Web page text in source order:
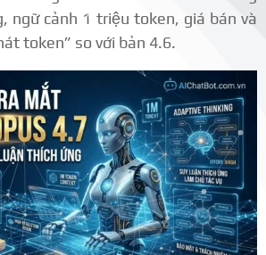
ngữ cảnh 1 triệu token, giá bán và
token” so với bản 4.6.